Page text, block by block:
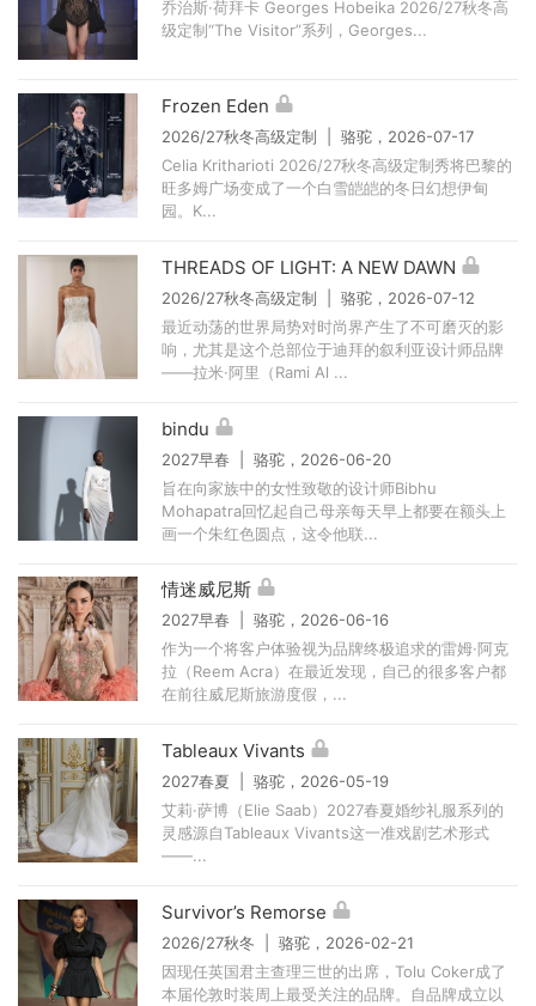
乔治斯·荷拜卡 Georges Hobeika 2026/27秋冬高
级定制“The Visitor”系列，Georges...
Frozen Eden
2026/27秋冬高级定制 | 骆驼，2026-07-17
Celia Kritharioti 2026/27秋冬高级定制秀将巴黎的
旺多姆广场变成了一个白雪皑皑的冬日幻想伊甸
园。K...
THREADS OF LIGHT: A NEW DAWN
2026/27秋冬高级定制 | 骆驼，2026-07-12
最近动荡的世界局势对时尚界产生了不可磨灭的影
响，尤其是这个总部位于迪拜的叙利亚设计师品牌
——拉米·阿里（Rami Al ...
bindu
2027早春 | 骆驼，2026-06-20
旨在向家族中的女性致敬的设计师Bibhu
Mohapatra回忆起自己母亲每天早上都要在额头上
画一个朱红色圆点，这令他联...
情迷威尼斯
2027早春 | 骆驼，2026-06-16
作为一个将客户体验视为品牌终极追求的雷姆·阿克
拉（Reem Acra）在最近发现，自己的很多客户都
在前往威尼斯旅游度假，...
Tableaux Vivants
2027春夏 | 骆驼，2026-05-19
艾莉·萨博（Elie Saab）2027春夏婚纱礼服系列的
灵感源自Tableaux Vivants这一准戏剧艺术形式
——...
Survivor’s Remorse
2026/27秋冬 | 骆驼，2026-02-21
因现任英国君主查理三世的出席，Tolu Coker成了
本届伦敦时装周上最受关注的品牌。自品牌成立以